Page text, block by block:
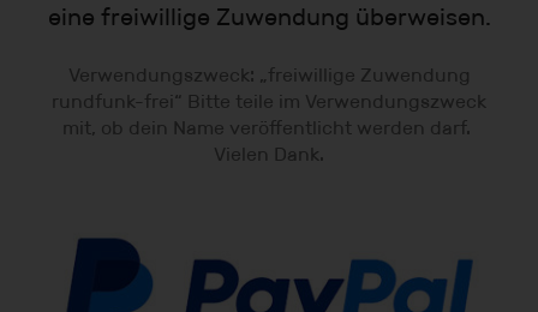
eine freiwillige Zuwendung überweisen.
Verwendungszweck: „freiwillige Zuwendung
rundfunk-frei“ Bitte teile im Verwendungszweck
mit, ob dein Name veröffentlicht werden darf.
Vielen Dank.